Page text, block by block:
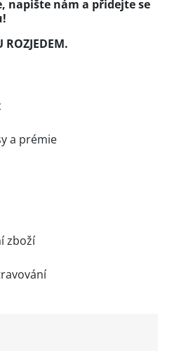
napište nám a přidejte se
ROZJEDEM.
a prémie
zboží